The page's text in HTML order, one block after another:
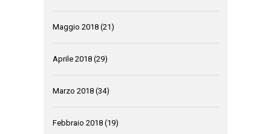
Maggio 2018 (21)
Aprile 2018 (29)
Marzo 2018 (34)
Febbraio 2018 (19)